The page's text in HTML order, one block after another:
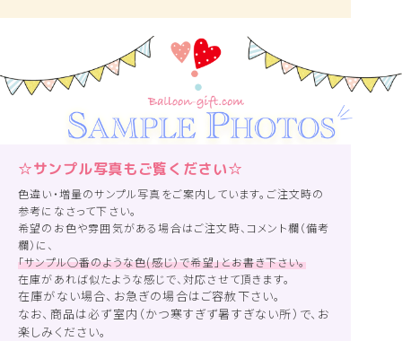
☆サンプル写真もご覧ください☆
色違い・増量のサンプル写真をご案内しています。ご注文時の
参考になさって下さい。
希望のお色や雰囲気がある場合はご注文時、コメント欄（備考
欄）に、
「サンプル○番のような色(感じ）で希望」とお書き下さい。
在庫があれば似たような感じで、対応させて頂きます。
在庫がない場合、お急ぎの場合はご容赦下さい。
なお、商品は必ず室内（かつ寒すぎず暑すぎない所）で、お
楽しみください。